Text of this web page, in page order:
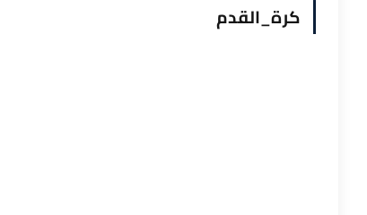
كرة_القدم